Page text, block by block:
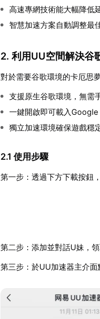
高速專網技術能大幅降低
智慧加速方案自動調整最
2. 利用UU空間解決谷
對於需要谷歌環境的卡厄思
支援原生谷歌環境，無需
一鍵開啟即可載入
獨立加速環境確保遊戲穩
2.1 使用步驟
第一步：透過下方下載按鈕
第二步：添加並對話U妹，
第三步：於UU加速器主介